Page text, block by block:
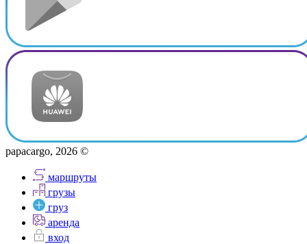
papacargo, 2026 ©
маршруты
грузы
груз
аренда
вход